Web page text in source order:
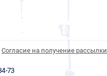
Согласие на получение рассылки
73